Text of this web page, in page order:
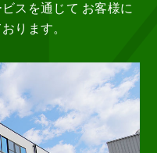
スを通じて お客様に
ります。